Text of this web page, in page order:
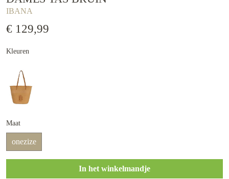
IBANA
€ 129,99
Kleuren
Maat
onezize
In het winkelmandje